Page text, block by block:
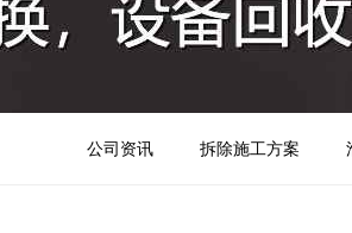
公司资讯 拆除施工方案